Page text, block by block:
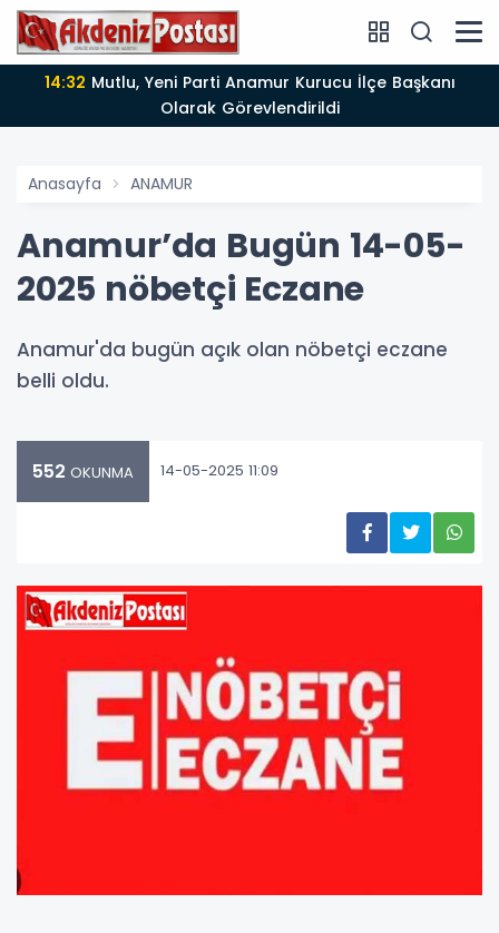
Olarak Görevlendirildi
14:12Anamur'da Kasten öldürmeye teşebbüs şüphelisi
Anasayfa ANAMUR
Anamur’da Bugün 14-05-
2025 nöbetçi Eczane
Anamur'da bugün açık olan nöbetçi eczane
belli oldu.
552 OKUNMA 14-05-2025 11:09